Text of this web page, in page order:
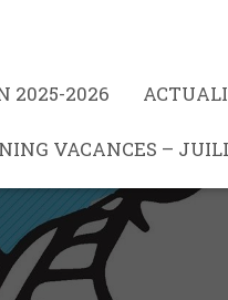
2025-2026
VACANCES –